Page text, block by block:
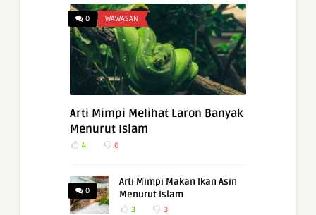
0 WAWASAN
Arti Mimpi Melihat Laron Banyak
Menurut Islam
4 0
0
Arti Mimpi Makan Ikan Asin
Menurut Islam
3 3